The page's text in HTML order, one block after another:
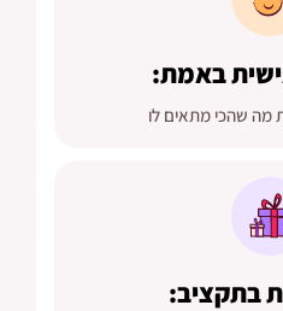
באמת:
מה שהכי מתאים לו
בתקציב: